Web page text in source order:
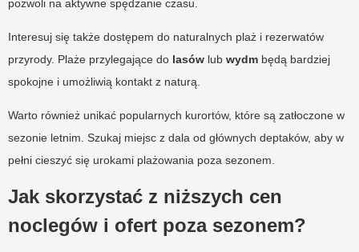
pozwoli na aktywne spędzanie czasu.
Interesuj się także dostępem do naturalnych plaż i rezerwatów
przyrody. Plaże przylegające do lasów lub wydm będą bardziej
spokojne i umożliwią kontakt z naturą.
Warto również unikać popularnych kurortów, które są zatłoczone w
sezonie letnim. Szukaj miejsc z dala od głównych deptaków, aby w
pełni cieszyć się urokami plażowania poza sezonem.
Jak skorzystać z niższych cen
noclegów i ofert poza sezonem?